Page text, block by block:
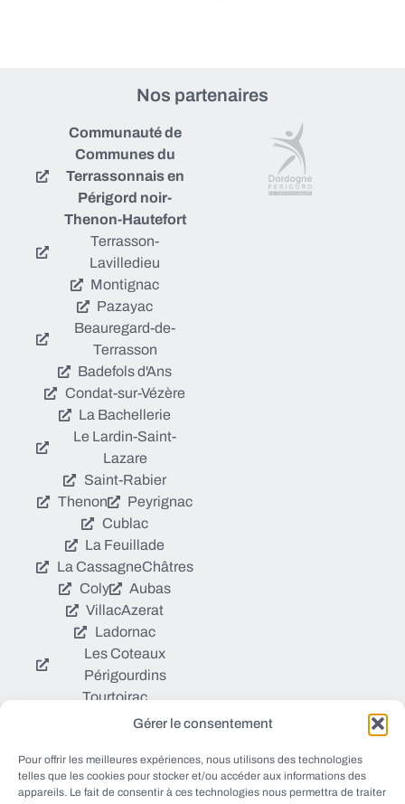
Gérer le consentement
Pour offrir les meilleures expériences, nous utilisons des technologies
telles que les cookies pour stocker et/ou accéder aux informations des
appareils. Le fait de consentir à ces technologies nous permettra de traiter
Nos partenaires
Communauté de
Communes du
Terrassonnais en
Périgord noir-
Thenon-Hautefort
Terrasson-
Lavilledieu
Montignac
Pazayac
Beauregard-de-
Terrasson
Badefols d'Ans
Condat-sur-Vézère
La Bachellerie
Le Lardin-Saint-
Lazare
Saint-Rabier
Thenon
Peyrignac
Cublac
La Feuillade
La CassagneChâtres
Coly
Aubas
VillacAzerat
Ladornac
Les Coteaux
Périgourdins
Tourtoirac
© EWANEWS tous droits
réservés
https://ewanews.com/fee
Qui sommes nous ?